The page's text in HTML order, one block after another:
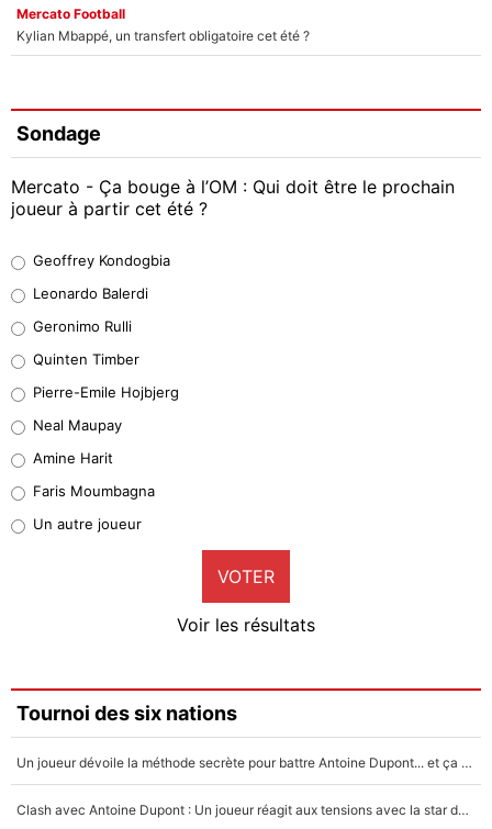
Mercato Football
Kylian Mbappé, un transfert obligatoire cet été ?
Sondage
Mercato - Ça bouge à l’OM : Qui doit être le prochain
joueur à partir cet été ?
38%
32%
5%
1%
9%
Faris Moumbagna
4%
Un autre joueur
5%
Geoffrey Kondogbia
Leonardo Balerdi
Geronimo Rulli
Quinten Timber
Pierre-Emile Hojbjerg
Neal Maupay
Amine Harit
Faris Moumbagna
Un autre joueur
VOTER
Voir les résultats
Tournoi des six nations
Un joueur dévoile la méthode secrète pour battre Antoine Dupont... et ça marche !
Clash avec Antoine Dupont : Un joueur réagit aux tensions avec la star du XV de France !